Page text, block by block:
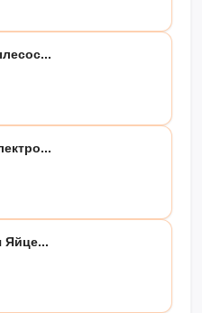
Яйце...